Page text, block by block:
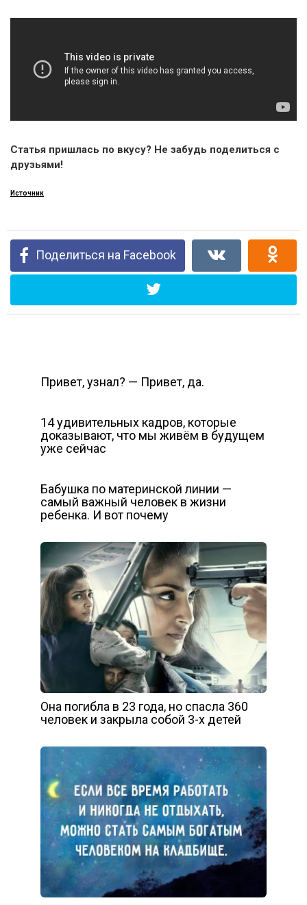
Статья пришлась по вкусу? Не забудь поделиться с
друзьями!
Источник
Поделиться на Facebook
Привет, узнал? — Привет, да.
14 удивительных кадров, которые
доказывают, что мы живём в будущем
уже сейчас
Бабушка по материнской линии —
самый важный человек в жизни
ребенка. И вот почему
Она погибла в 23 года, но спасла 360
человек и закрыла собой 3-х детей